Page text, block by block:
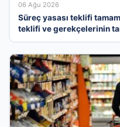
06 Ağu 2026
Süreç yasası teklifi
teklifi ve gerekçelerinin